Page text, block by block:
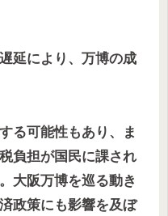
延により、万博の成
る可能性もあり、ま
負担が国民に課され
大阪万博を巡る動き
政策にも影響を及ぼ